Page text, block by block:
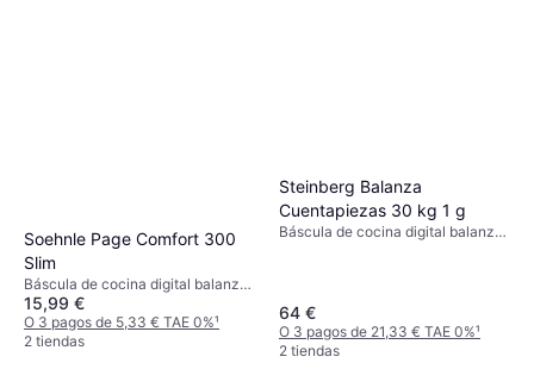
Soehnle Page Comfort 300
Slim
Báscula de cocina digital balanza
de cocina, Tara, Apagado
automático, Pies antideslizantes,
Peso (máximo) 10kg, Otras
15,99 €
O 3 pagos de 5,33 € TAE 0%¹
2 tiendas
Steinberg Balanza
Cuentapiezas 30 kg 1 g
Báscula de cocina digital balanza
64 €
O 3 pagos de 21,33 € TAE 0%¹
2 tiendas